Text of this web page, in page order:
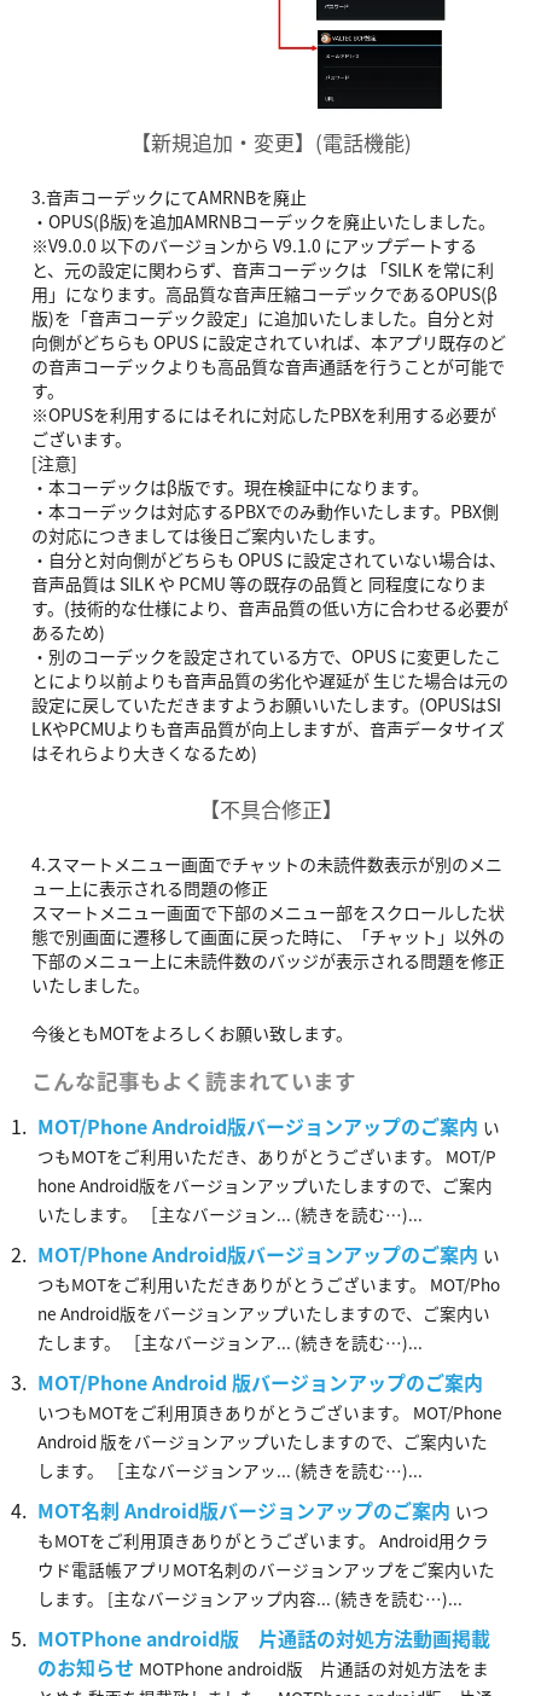
【新規追加・変更】(電話機能)
3.音声コーデックにてAMRNBを廃止
・OPUS(β版)を追加AMRNBコーデックを廃止いたしました。
※V9.0.0 以下のバージョンから V9.1.0 にアップデートする
と、元の設定に関わらず、音声コーデックは 「SILK を常に利
用」になります。高品質な音声圧縮コーデックであるOPUS(β
版)を「音声コーデック設定」に追加いたしました。自分と対
向側がどちらも OPUS に設定されていれば、本アプリ既存のど
の音声コーデックよりも高品質な音声通話を行うことが可能で
す。
※OPUSを利用するにはそれに対応したPBXを利用する必要が
ございます。
[注意]
・本コーデックはβ版です。現在検証中になります。
・本コーデックは対応するPBXでのみ動作いたします。PBX側
の対応につきましては後日ご案内いたします。
・自分と対向側がどちらも OPUS に設定されていない場合は、
音声品質は SILK や PCMU 等の既存の品質と 同程度になりま
す。(技術的な仕様により、音声品質の低い方に合わせる必要が
あるため)
・別のコーデックを設定されている方で、OPUS に変更したこ
とにより以前よりも音声品質の劣化や遅延が 生じた場合は元の
設定に戻していただきますようお願いいたします。(OPUSはSI
LKやPCMUよりも音声品質が向上しますが、音声データサイズ
はそれらより大きくなるため)
【不具合修正】
4.スマートメニュー画面でチャットの未読件数表示が別のメニ
ュー上に表示される問題の修正
スマートメニュー画面で下部のメニュー部をスクロールした状
態で別画面に遷移して画面に戻った時に、「チャット」以外の
下部のメニュー上に未読件数のバッジが表示される問題を修正
いたしました。
今後ともMOTをよろしくお願い致します。
こんな記事もよく読まれています
MOT/Phone Android版バージョンアップのご案内 い
つもMOTをご利用いただき、ありがとうございます。 MOT/P
hone Android版をバージョンアップいたしますので、ご案内
いたします。 ［主なバージョン... (続きを読む…)...
MOT/Phone Android版バージョンアップのご案内 い
つもMOTをご利用いただきありがとうございます。 MOT/Pho
ne Android版をバージョンアップいたしますので、ご案内い
たします。 ［主なバージョンア... (続きを読む…)...
MOT/Phone Android 版バージョンアップのご案内
いつもMOTをご利用頂きありがとうございます。 MOT/Phone
Android 版をバージョンアップいたしますので、ご案内いた
します。 ［主なバージョンアッ... (続きを読む…)...
MOT名刺 Android版バージョンアップのご案内 いつ
もMOTをご利用頂きありがとうございます。 Android用クラ
ウド電話帳アプリMOT名刺のバージョンアップをご案内いた
します。 [主なバージョンアップ内容... (続きを読む…)...
MOTPhone android版 片通話の対処方法動画掲載
のお知らせ MOTPhone android版 片通話の対処方法をま